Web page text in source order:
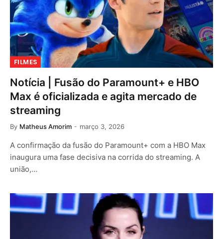
FILMES
Notícia | Fusão do Paramount+ e HBO
Max é oficializada e agita mercado de
streaming
By Matheus Amorim março 3, 2026
A confirmação da fusão do Paramount+ com a HBO Max
inaugura uma fase decisiva na corrida do streaming. A
união,…